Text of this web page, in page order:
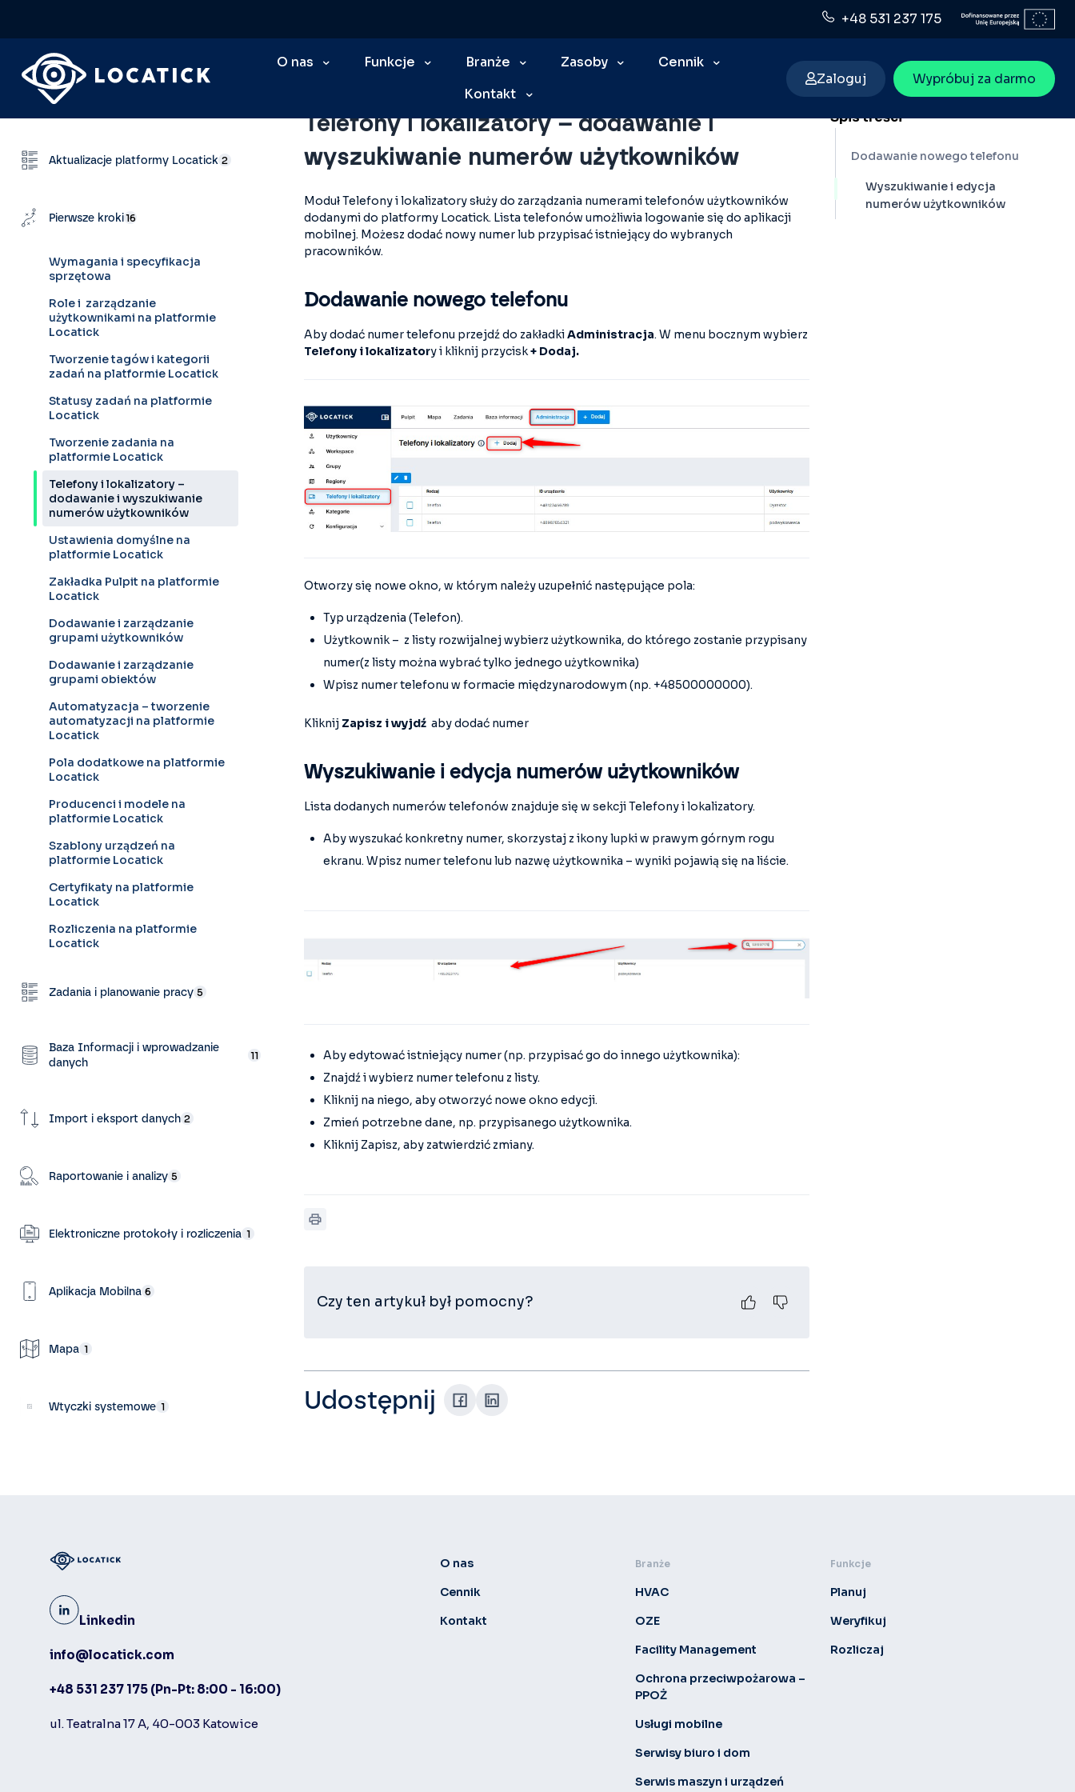
+48 531 237 175
O nas Funkcje Branże Zasoby
Cennik
Kontakt
Zaloguj Wypróbuj za darmo
Szukaj...
Aktualizacje platformy Locatick 2
Pierwsze kroki16
Wymagania i specyfikacja
sprzętowa
Role i zarządzanie
użytkownikami na platformie
Locatick
Tworzenie tagów i kategorii
zadań na platformie Locatick
Statusy zadań na platformie
Locatick
Tworzenie zadania na
platformie Locatick
Telefony i lokalizatory –
dodawanie i wyszukiwanie
numerów użytkowników
Ustawienia domyślne na
platformie Locatick
Zakładka Pulpit na platformie
Locatick
Dodawanie i zarządzanie
grupami użytkowników
Dodawanie i zarządzanie
grupami obiektów
Automatyzacja – tworzenie
automatyzacji na platformie
Locatick
Pola dodatkowe na platformie
Locatick
Producenci i modele na
platformie Locatick
Szablony urządzeń na
platformie Locatick
Certyfikaty na platformie
Locatick
Rozliczenia na platformie
Locatick
Zadania i planowanie pracy 5
Baza Informacji i wprowadzanie
danych
11
Import i eksport danych 2
Raportowanie i analizy 5
Elektroniczne protokoły i rozliczenia 1
Aplikacja Mobilna 6
Mapa 1
Wtyczki systemowe 1
Baza wiedzy Pierwsze kroki
Telefony i lokalizatory – dodawanie i
wyszukiwanie numerów użytkowników
Moduł Telefony i lokalizatory służy do zarządzania numerami telefonów użytkowników
dodanymi do platformy Locatick. Lista telefonów umożliwia logowanie się do aplikacji
mobilnej. Możesz dodać nowy numer lub przypisać istniejący do wybranych
pracowników.
Dodawanie nowego telefonu
Aby dodać numer telefonu przejdź do zakładkiAdministracja. W menu bocznym wybierz
Telefony i lokalizatory i kliknij przycisk+ Dodaj.
Otworzy się nowe okno, w którym należy uzupełnić następujące pola:
Typ urządzenia (Telefon).
Użytkownik – z listy rozwijalnej wybierz użytkownika, do którego zostanie przypisany
numer(z listy można wybrać tylko jednego użytkownika)
Wpisz numer telefonu w formacie międzynarodowym (np. +48500000000).
KliknijZapisz i wyjdźaby dodać numer
Wyszukiwanie i edycja numerów użytkowników
Lista dodanych numerów telefonów znajduje się w sekcji Telefony i lokalizatory.
Aby wyszukać konkretny numer, skorzystaj z ikony lupki w prawym górnym rogu
ekranu. Wpisz numer telefonu lub nazwę użytkownika – wyniki pojawią się na liście.
Aby edytować istniejący numer (np. przypisać go do innego użytkownika):
Znajdź i wybierz numer telefonu z listy.
Kliknij na niego, aby otworzyć nowe okno edycji.
Zmień potrzebne dane, np. przypisanego użytkownika.
Kliknij Zapisz, aby zatwierdzić zmiany.
Czy ten artykuł był pomocny?
Udostępnij
Spis treści
Dodawanie nowego telefonu
Wyszukiwanie i edycja
numerów użytkowników
Linkedin
info@locatick.com
+48 531 237 175 (Pn-Pt: 8:00 - 16:00)
ul. Teatralna 17 A, 40-003 Katowice
O nas
Cennik
Kontakt
Branże
HVAC
OZE
Facility Management
Ochrona przeciwpożarowa –
PPOŻ
Usługi mobilne
Serwisy biuro i dom
Serwis maszyn i urządzeń
Funkcje
Planuj
Weryfikuj
Rozliczaj